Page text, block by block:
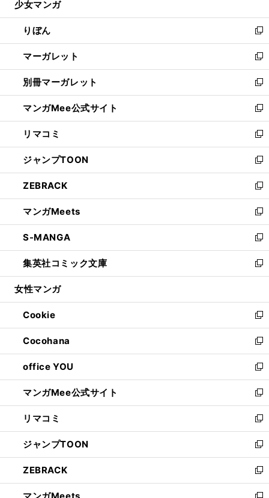
開
く
ウ
で
開
く
ン
ド
ウ
で
開
く
ウ
ィ
ン
ド
ウ
で
開
く
少女マンガ
りぼん
新
し
い
ウ
ィ
ン
ド
ウ
で
開
く
マーガレット
新
し
い
ウ
ィ
ン
ド
ウ
で
開
く
別冊マーガレット
新
し
い
ウ
ィ
ン
ド
ウ
で
開
く
マンガMee公式サイト
新
し
い
ウ
ィ
ン
ド
ウ
で
開
く
リマコミ
新
し
い
ウ
ィ
ン
ド
ウ
で
開
く
ジャンプTOON
新
し
い
ウ
ィ
ン
ド
ウ
で
開
ZEBRACK
新
し
い
ウ
ィ
ン
ド
ウ
開
く
マンガMeets
新
し
い
ウ
ィ
ン
ウ
で
開
く
S-MANGA
新
し
い
ウ
ン
ド
ウ
で
開
く
集英社コミック文庫
新
し
ウ
ィ
ン
ド
ウ
で
開
く
女性マンガ
Cookie
新
し
い
ウ
ィ
ン
ド
ウ
で
開
く
Cocohana
新
し
い
ウ
ィ
ン
ド
ウ
で
開
く
office YOU
新
し
い
ウ
ィ
ン
ド
ウ
で
開
く
マンガMee公式サイト
新
し
い
ウ
ィ
ン
ド
ウ
リマコミ
新
し
い
ウ
ィ
ン
ジャンプTOON
新
し
い
ウ
ZEBRACK
新
し